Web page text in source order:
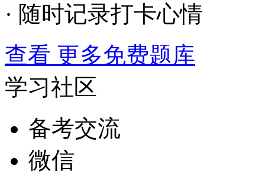
· 随时记录打卡心情
查看 更多免费题库
学习社区
备考交流
微信